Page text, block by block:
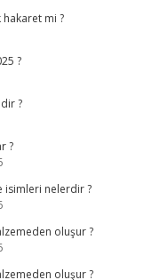
mi ?
?
?
?
isimleri nelerdir ?
oluşur ?
oluşur ?